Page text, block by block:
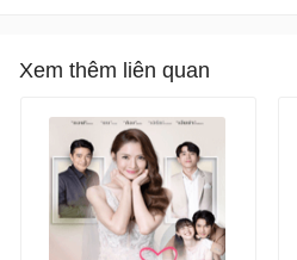
Xem thêm liên quan